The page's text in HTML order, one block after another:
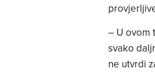
– U ovom
svako
ne utvrdi